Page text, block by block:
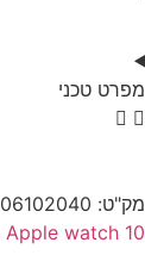
מפרט טכני
מק"ט: 06102040
Apple watch 10